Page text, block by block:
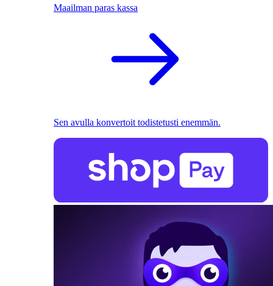
Maailman paras kassa
Sen avulla konvertoit todistetusti enemmän.